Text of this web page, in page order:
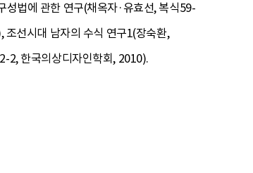
법에 관한 연구(채옥자·유효선, 복식59-
선시대 남자의 수식 연구1(장숙환,
2, 한국의상디자인학회, 2010).